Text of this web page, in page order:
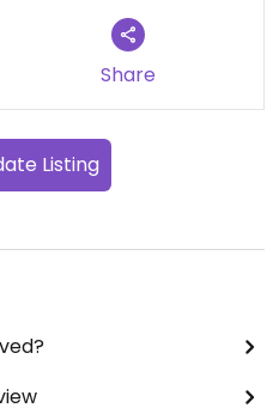
Share
Listing